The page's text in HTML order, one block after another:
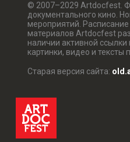
© 2007–2029 Artdocfest.
документального кино.
мероприятий.
материалов Artdocfest
наличии активной ссылки
картинки, видео и тексты
Старая версия сайта: